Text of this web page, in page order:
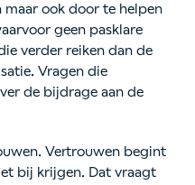
ook door te helpen
geen pasklare
verder reiken dan de
Vragen die
de bijdrage aan de
Vertrouwen begint
bij krijgen. Dat vraagt